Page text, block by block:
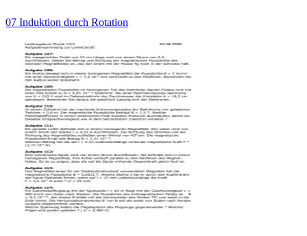
07 Induktion durch Rotation